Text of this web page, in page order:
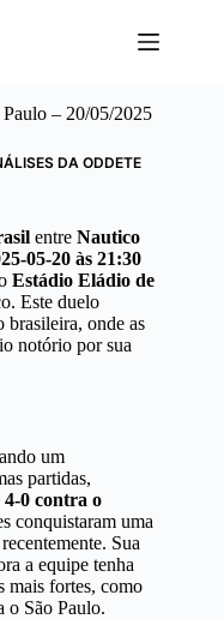
– 20/05/2025
DA ODDETE
entre Nautico
05-20 às 21:30
Estádio Eládio de
Este duelo
brasileira, onde as
notório por sua
um
partidas,
4-0 contra o
conquistaram uma
recentemente. Sua
a equipe tenha
mais fortes, como
o São Paulo.